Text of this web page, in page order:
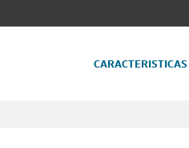
CARACTERISTICAS